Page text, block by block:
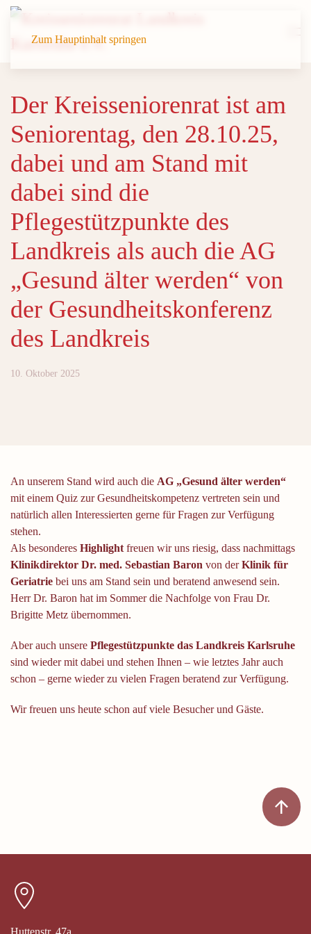
Zum Hauptinhalt springen
Der Kreisseniorenrat ist am
Seniorentag, den 28.10.25,
dabei und am Stand mit
dabei sind die
Pflegestützpunkte des
Landkreis als auch die AG
„Gesund älter werden“ von
der Gesundheitskonferenz
des Landkreis
10. Oktober 2025
An unserem Stand wird auch die AG „Gesund älter werden“
mit einem Quiz zur Gesundheitskompetenz vertreten sein und
natürlich allen Interessierten gerne für Fragen zur Verfügung
stehen.
Als besonderes Highlight freuen wir uns riesig, dass nachmittags
Klinikdirektor Dr. med. Sebastian Baron von derKlinik für
Geriatrie bei uns am Stand sein und beratend anwesend sein.
Herr Dr. Baron hat im Sommer die Nachfolge von Frau Dr.
Brigitte Metz übernommen.
Aber auch unsere Pflegestützpunkte das Landkreis Karlsruhe
sind wieder mit dabei und stehen Ihnen – wie letztes Jahr auch
schon – gerne wieder zu vielen Fragen beratend zur Verfügung.
Wir freuen uns heute schon auf viele Besucher und Gäste.
Huttenstr. 47a